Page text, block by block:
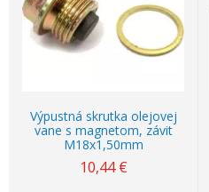
Výpustná skrutka olejovej
vane s magnetom, závit
M18x1,50mm
10,44 €